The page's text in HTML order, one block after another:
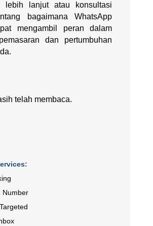
lebih lanjut atau konsultasi
bagaimana WhatsApp
mengambil peran dalam
dan pertumbuhan
telah membaca.
Number